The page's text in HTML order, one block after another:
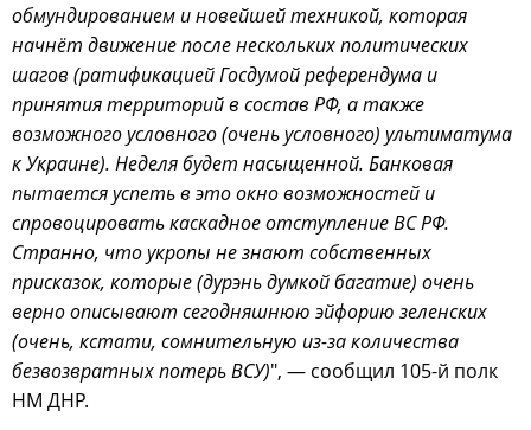
обмундированием и новейшей техникой, которая
начнёт движение после нескольких политических
шагов (ратификацией Госдумой референдума и
принятия территорий в состав РФ, а также
возможного условного (очень условного) ультиматума
к Украине). Неделя будет насыщенной. Банковая
пытается успеть в это окно возможностей и
спровоцировать каскадное отступление ВС РФ.
Странно, что укропы не знают собственных
присказок, которые (дурэнь думкой багатие) очень
верно описывают сегодняшнюю эйфорию зеленских
(очень, кстати, сомнительную из-за количества
безвозвратных потерь ВСУ)", — сообщил 105-й полк
НМ ДНР.